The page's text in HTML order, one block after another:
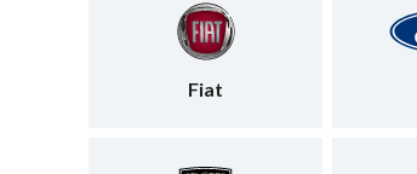
Fiat